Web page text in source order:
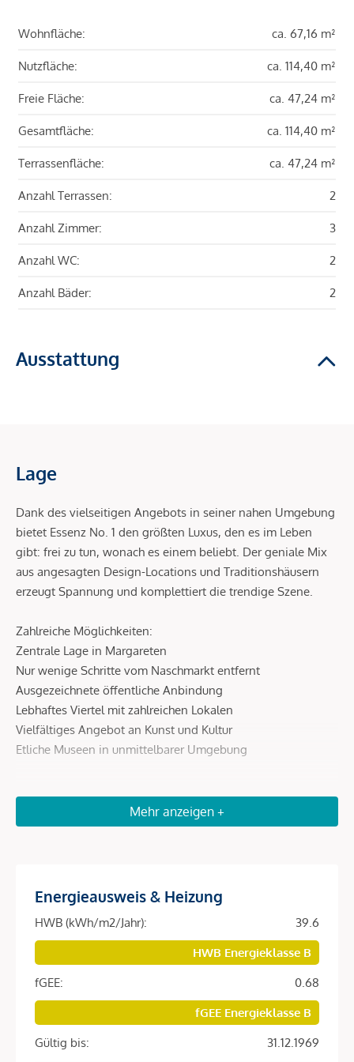
Wohnfläche: ca. 67,16 m²
Nutzfläche: ca. 114,40 m²
Freie Fläche: ca. 47,24 m²
Gesamtfläche: ca. 114,40 m²
Terrassenfläche: ca. 47,24 m²
Anzahl Terrassen: 2
Anzahl Zimmer: 3
Anzahl WC: 2
Anzahl Bäder: 2
Ausstattung
Lage
Dank des vielseitigen Angebots in seiner nahen Umgebung
bietet Essenz No. 1 den größten Luxus, den es im Leben
gibt: frei zu tun, wonach es einem beliebt. Der geniale Mix
aus angesagten Design-Locations und Traditionshäusern
erzeugt Spannung und komplettiert die trendige Szene.
Zahlreiche Möglichkeiten:
Zentrale Lage in Margareten
Nur wenige Schritte vom Naschmarkt entfernt
Ausgezeichnete öffentliche Anbindung
Lebhaftes Viertel mit zahlreichen Lokalen
Vielfältiges Angebot an Kunst und Kultur
Etliche Museen in unmittelbarer Umgebung
Öffentliche Verkehrsanbindung:
Bus: 59A, 13A, 12A
Beschreibung *
DAS PROJEKT | DIE NEUE
AVANTGARDE DES WOHNENS
Das historische Ensemble in der
Kettenbrückengasse 1
revolutioniert unser Verständnis von Raum und bildet ideale
Mehr anzeigen +
Energieausweis & Heizung
HWB (kWh/m2/Jahr):
39.6
HWB Energieklasse B
fGEE:
0.68
fGEE Energieklasse B
Gültig bis:
31.12.1969